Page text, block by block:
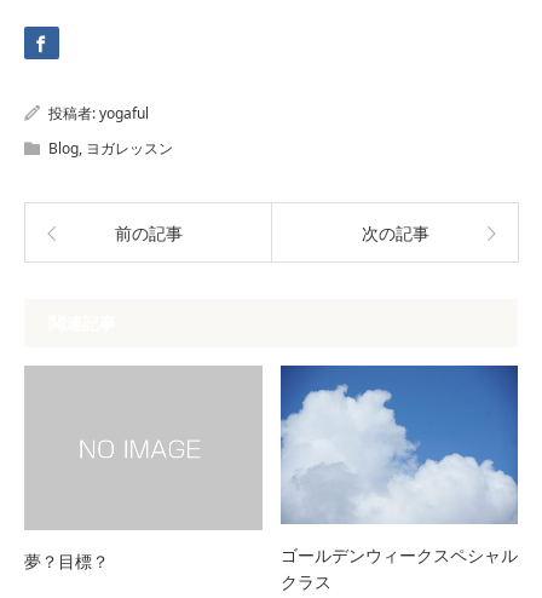
投稿者:yogaful
Blog, ヨガレッスン
前の記事 次の記事
夢？目標？
ゴールデンウィークスペシャル
クラス